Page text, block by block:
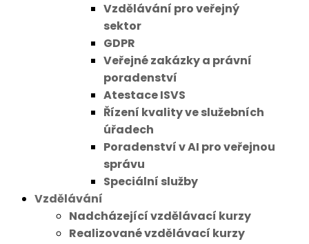
Vzdělávání pro veřejný
sektor
GDPR
Veřejné zakázky a právní
poradenství
Atestace ISVS
Řízení kvality ve služebních
úřadech
Poradenství v AI pro veřejnou
správu
Speciální služby
Vzdělávání
Nadcházející vzdělávací kurzy
Realizované vzdělávací kurzy